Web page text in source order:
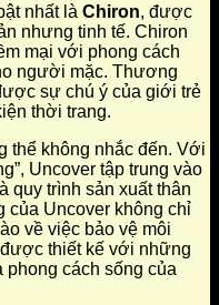
nhất là Chiron, được
nhưng tinh tế. Chiron
mại với phong cách
người mặc. Thương
sự chú ý của giới trẻ
thời trang.
thể không nhắc đến. Với
Uncover tập trung vào
quy trình sản xuất thân
của Uncover không chỉ
về việc bảo vệ môi
thiết kế với những
phong cách sống của